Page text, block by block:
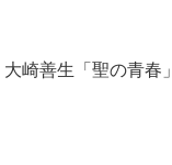
崎善生「聖の青春」